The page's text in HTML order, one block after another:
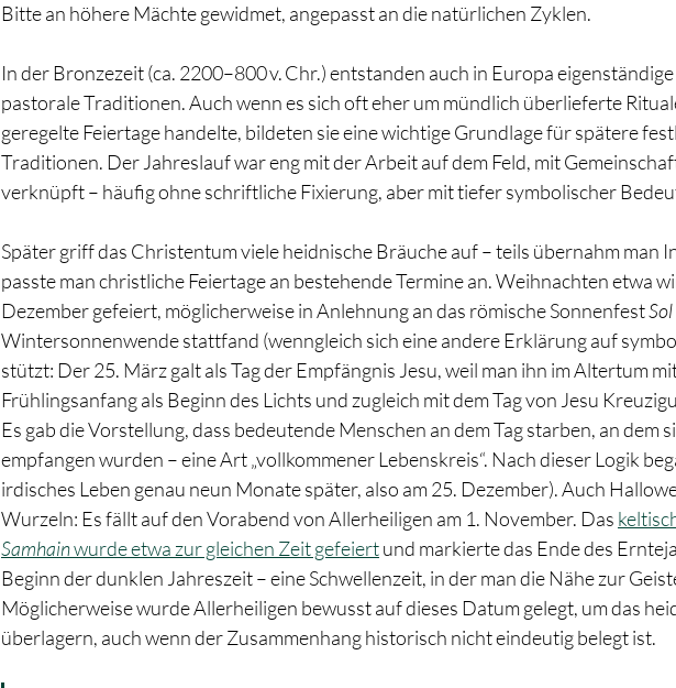
Bitte an höhere Mächte gewidmet, angepasst an die natürlichen Zyklen.
In der Bronzezeit (ca. 2200–800 v. Chr.) entstanden auch in Europa
pastorale Traditionen. Auch wenn es sich oft eher um mündlich überlieferte
geregelte Feiertage handelte, bildeten sie eine wichtige Grundlage für spätere
Traditionen. Der Jahreslauf war eng mit der Arbeit auf dem Feld, mit
verknüpft – häufig ohne schriftliche Fixierung, aber mit tiefer symbolischer
Später griff das Christentum viele heidnische Bräuche auf – teils übernahm man
passte man christliche Feiertage an bestehende Termine an. Weihnachten etwa
Dezember gefeiert, möglicherweise in Anlehnung an das römische Sonnenfest
Wintersonnenwende stattfand (wenngleich sich eine andere Erklärung auf
stützt: Der 25. März galt als Tag der Empfängnis Jesu, weil man ihn im Altertum
Frühlingsanfang als Beginn des Lichts und zugleich mit dem Tag von Jesu
Es gab die Vorstellung, dass bedeutende Menschen an dem Tag starben, an dem
empfangen wurden – eine Art „vollkommener Lebenskreis“. Nach dieser Logik
irdisches Leben genau neun Monate später, also am 25. Dezember). Auch
Wurzeln: Es fällt auf den Vorabend von Allerheiligen am 1. November. Das
Samhain wurde etwa zur gleichen Zeit gefeiert und markierte das Ende des
Beginn der dunklen Jahreszeit – eine Schwellenzeit, in der man die Nähe zur
Möglicherweise wurde Allerheiligen bewusst auf dieses Datum gelegt, um das
überlagern, auch wenn der Zusammenhang historisch nicht eindeutig belegt ist.